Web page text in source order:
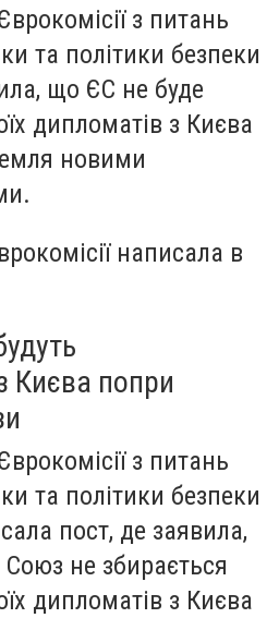
з питань
та політики безпеки
що ЄС не буде
дипломатів з Києва
новими
написала в
Києва попри
з питань
та політики безпеки
пост, де заявила,
не збирається
дипломатів з Києва